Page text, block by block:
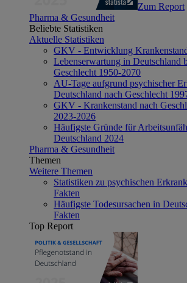
Zum Report
Pharma & Gesundheit
Beliebte Statistiken
Aktuelle Statistiken
GKV - Entwicklung
Lebenserwartung in Deutschland
Geschlecht 1950-2070
AU-Tage aufgrund psychischer
Deutschland nach Geschlecht
GKV - Krankenstand nach
2023-2026
Häufigste Gründe für
Deutschland 2024
Pharma & Gesundheit
Themen
Weitere Themen
Statistiken zu psychischen
Fakten
Häufigste Todesursachen in
Fakten
Top Report